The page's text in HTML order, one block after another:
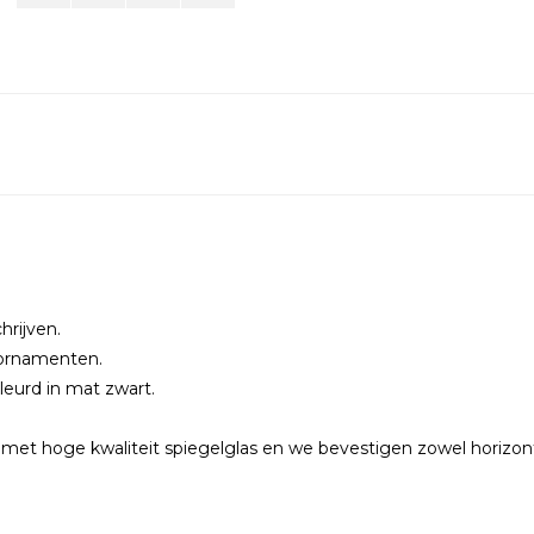
in mat zwart.
hoge kwaliteit spiegelglas en we bevestigen zowel